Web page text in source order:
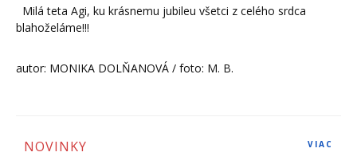
Milá teta Agi, ku krásnemu jubileu všetci z celého srdca
blahoželáme!!!
autor: MONIKA DOLŇANOVÁ / foto: M. B.
NOVINKY VIAC